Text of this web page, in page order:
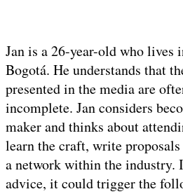
Jan is a 26-year-old who
Bogotá. He understands that
presented in the media are
incomplete. Jan considers
maker and thinks about
learn the craft, write
a network within the industry.
advice, it could trigger the